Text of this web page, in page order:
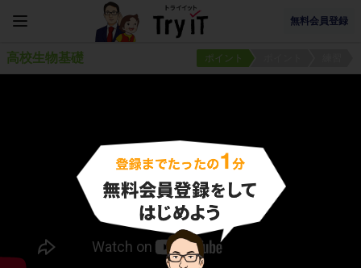
無料会員登録
高校生物基礎 ポイント